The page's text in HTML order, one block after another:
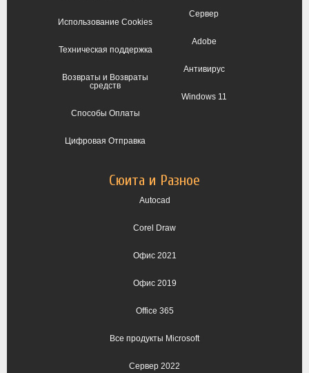
Использование Cookies
Техническая поддержка
Возвраты и Возвраты
средств
Способы Оплаты
Цифровая Отправка
Сервер
Adobe
Антивирус
Windows 11
Сюита и Разное
Autocad
Corel Draw
Офис 2021
Офис 2019
Office 365
Все продукты Microsoft
Сервер 2022